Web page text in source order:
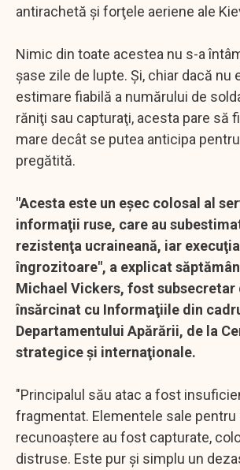
antirachetă şi forţele aeriene ale
Nimic din toate acestea nu s-a
şase zile de lupte. Şi, chiar dacă nu
estimare fiabilă a numărului de
răniţi sau capturaţi, acesta pare să
mare decât se putea anticipa
pregătită.
"Acesta este un eşec colosal al
informaţii ruse, care au
rezistenţa ucraineană, iar
îngrozitoare", a explicat
Michael Vickers, fost subsecretar
însărcinat cu Informaţiile din
Departamentului Apărării, de la
strategice şi internaţionale.
"Principalul său atac a fost
fragmentat. Elementele sale pentru
recunoaştere au fost capturate,
distruse. Este pur şi simplu un